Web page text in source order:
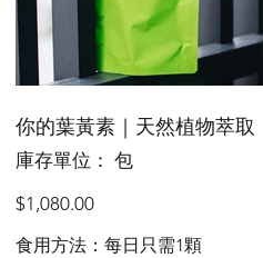
你的葉黃素｜天然植物萃取
庫存單位：
SKU
包
包
價
格
$1,080.00
食用方法：每日只需1顆